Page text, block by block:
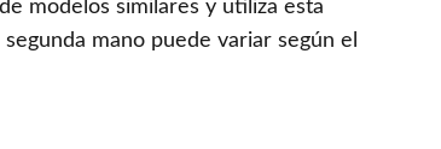
modelos similares y utiliza esta
mano puede variar según el